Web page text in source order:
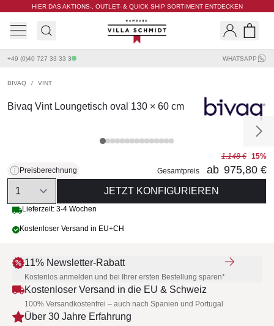
HIER DAS AKTIONS-, OUTLET- & QUICK SHIP SORTIMENT ENTDECKEN
Villa Schmidt
+49 (0)40 727 33 33 3 WHATSAPP
BIVAQ / VINT
Bivaq Vint Loungetisch oval 130 × 60 cm
Preisberechnung
1.148 € 15%
Gesamtpreis
ab 975,80 €
Quantity
JETZT KONFIGURIEREN
Lieferzeit: 3-4 Wochen
Kostenloser Versand in EU+CH
11% Newsletter-Rabatt
Kostenlos anmelden und bei Ihrer ersten Bestellung sparen*
Kostenloser Versand in die EU & Schweiz
100% Versandkostenfrei – auch nach Spanien und Portugal
Über 30 Jahre Erfahrung